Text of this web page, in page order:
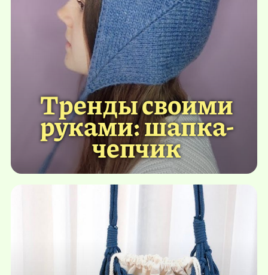
Тренды своими
руками: шапка-
чепчик